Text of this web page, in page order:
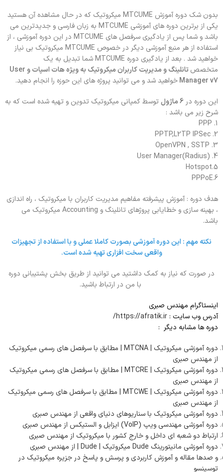
بدون شک دوره آموزش MTCUME میکروتیک که در حال مشاهده آن هستید
یکی از برترین دوره های آموزشی MTCUME به زبان فارسی و جدیدترین می
باشد و شما پس از یادگیری سرفصل های MTCUME در این دوره آموزشی ، از
استفاده از هر منبع آموزشی دیگر در خصوص MTCUME میکروتیک بی نیاز
خواهید شد . بعد از یادگیری دوره MTCUME شما تبدیل به یک
متخصص
تانلینگ و مدیریت کاربران میکروتیک به ویژه هات اسپات و User
Manager v7خواهید شد و می توانید پروژه های این حوزه را انجام دهید.
این دوره در 6 ماژول
توسط کمپانی میکروتیک تدوین و تهیه شده است که به
شرح زیر می باشد :
1. PPP
2. PPTP,L2TP IPSec
3. OpenVPN , SSTP
4. User Manager(Radius)
5.Hotspot
6.PPPoE
هدف دوره : آموزش پیشرفته مفاهیم مدیریت کاربران با میکروتیک ، راه اندازی
، بهینه سازی و خطایابی پروژهای تانلینگ و Accounting میکروتیک می
باشد.
نکته مهم : این دوره آموزشی بصورت کاملا عملی و با استفاده از تجهیزات
واقعی سخت افزاری تهیه شده است.
در صورت که نیاز به کمک داشتید می توانید از طریق بخش پشتیبانی دوره
با من در ارتباط باشید.
اینستاگرام مهندس صبری
آدرس وب سایت :https://afratik.ir/
دوره ها مشابه دیگر :
دوره آموزشی میکروتیک | MTCNA | مطابق با سرفصل های رسمی میکروتیک
از مهندس صبری
دوره آموزشی میکروتیک | MTCRE | مطابق با سرفصل های رسمی میکروتیک
از مهندس صبری
دوره آموزشی میکروتیک | MTCWE | مطابق با سرفصل های رسمی میکروتیک
از مهندس صبری
دوره آموزشی میکروتیک با سناریوهای دنیای واقعی از مهندس صبری
دوره آموزشی مهندسی ویپ (VoIP) ایزابل و الستیکس از مهندس صبری
ارتباط دو شعبه ای داخل و خارج کشور با میکروتیک از مهندس صبری
دوره آموزشی مانیتورینگ Dude میکروتیک | Dude | از مهندس صبری
و صدها مقاله و آموزش کاربردی و پرسش و پاسخ در جزیره میکروتیک در
توسینسو